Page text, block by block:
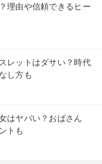
理由や信頼できるヒー
レットはダサい？時代
し方も
はヤバい？おばさん
トも